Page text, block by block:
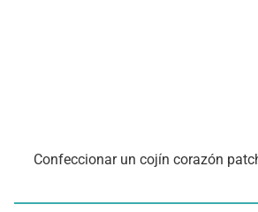
Confeccionar un cojín corazón